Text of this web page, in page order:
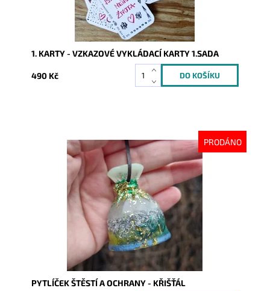
1. KARTY - VZKAZOVÉ VYKLÁDACÍ KARTY 1.SADA
490 Kč
PRODÁNO
Dostupnost:
Vyprodáno
10489
PYTLÍČEK ŠTĚSTÍ A OCHRANY - KŘIŠŤÁL